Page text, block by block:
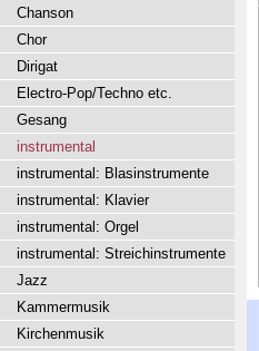
Chanson
Chor
Dirigat
Electro-Pop/Techno etc.
Gesang
instrumental
instrumental: Blasinstrumente
instrumental: Klavier
instrumental: Orgel
instrumental: Streichinstrumente
Jazz
Kammermusik
Kirchenmusik